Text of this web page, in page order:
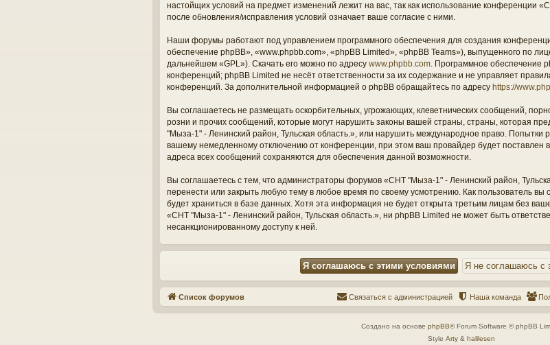
настойщих условий на предмет изменений лежит на вас, так как использование конференции
после обновления/исправления условий означает ваше согласие с ними.
Наши форумы работают под управлением программного обеспечения для создания
обеспечение phpBB», «www.phpbb.com», «phpBB Limited», «phpBB Teams»), выпущенного по
дальнейшем «GPL»). Скачать его можно по адресу www.phpbb.com. Программное обеспечение
конференций; phpBB Limited не несёт ответственности за их содержание и не управляет
конференций. За дополнительной информацией о phpBB обращайтесь по адресу https://
Вы соглашаетесь не размещать оскорбительных, угрожающих, клеветнических сообщений,
розни и прочих сообщений, которые могут нарушить законы вашей страны, страны, которая
"Мыза-1" - Ленинский район, Тульская область.», или нарушить международное право. Попытки
вашему немедленному отключению от конференции, при этом ваш провайдер будет поставлен
адреса всех сообщений сохраняются для обеспечения данной возможности.
Вы соглашаетесь с тем, что администраторы форумов «СНТ "Мыза-1" - Ленинский район,
перенести или закрыть любую тему в любое время по своему усмотрению. Как пользователь
будет храниться в базе данных. Хотя эта информация не будет открыта третьим лицам без
«СНТ "Мыза-1" - Ленинский район, Тульская область.», ни phpBB Limited не может быть
несанкционированному доступу к ней.
Список форумов Наша команда
Связаться с администрацией
Создано на основе phpBB® Forum Software © phpBB
Style Arty & halilesen